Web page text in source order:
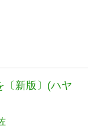
〔新版〕(ハヤ